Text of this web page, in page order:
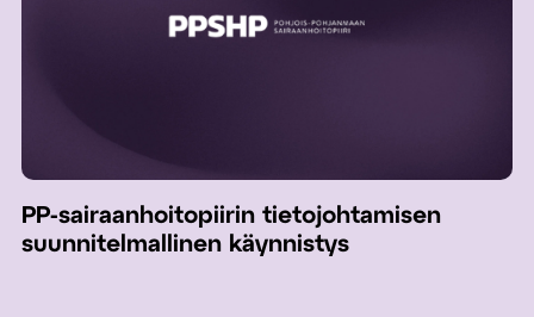
PP-sairaanhoitopiirin tietojohtamisen
suunnitelmallinen käynnistys